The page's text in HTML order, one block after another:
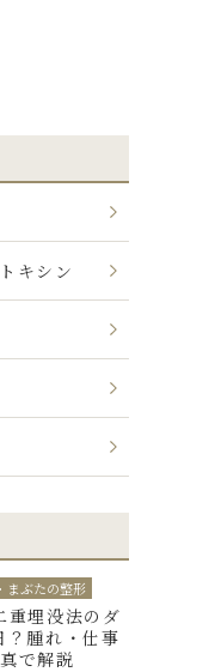
キシン
まぶたの整形
重埋没法のダ
？腫れ・仕事
で解説